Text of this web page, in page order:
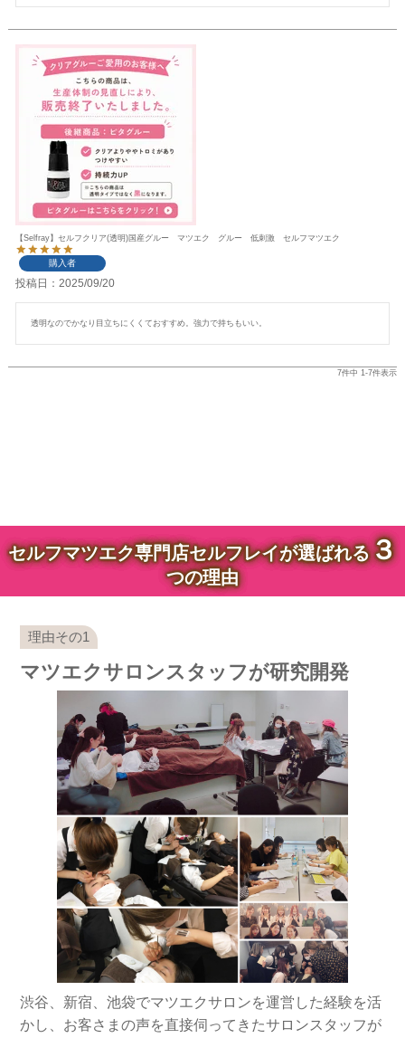
【Selfray】セルフクリア(透明)国産グルー マツエク グルー 低刺激 セルフマツエク
購入者
投稿日 2025/09/20
透明なのでかなり目立ちにくくておすすめ。強力で持ちもいい。
7件中 1-7件表示
セルフマツエク専門店セルフレイが選ばれる３
つの理由
マツエクサロンスタッフが研究開発
渋谷、新宿、池袋でマツエクサロンを運営した経験を活
かし、お客さまの声を直接伺ってきたサロンスタッフが